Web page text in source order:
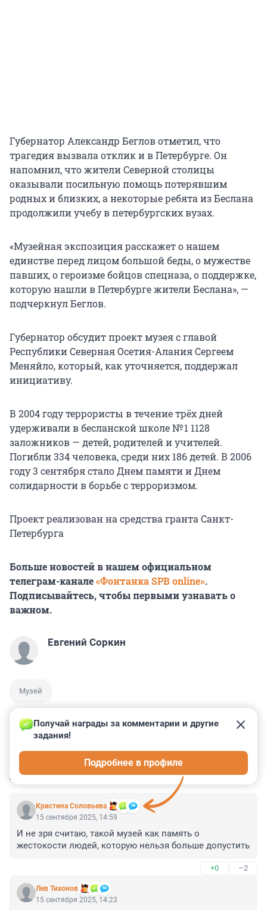
Губернатор Александр Беглов отметил, что
трагедия вызвала отклик и в Петербурге. Он
напомнил, что жители Северной столицы
оказывали посильную помощь потерявшим
родных и близких, а некоторые ребята из Беслана
продолжили учебу в петербургских вузах.
«Музейная экспозиция расскажет о нашем
единстве перед лицом большой беды, о мужестве
павших, о героизме бойцов спецназа, о поддержке,
которую нашли в Петербурге жители Беслана», —
подчеркнул Беглов.
Губернатор обсудит проект музея с главой
Республики Северная Осетия-Алания Сергеем
Меняйло, который, как уточняется, поддержал
инициативу.
В 2004 году террористы в течение трёх дней
удерживали в бесланской школе № 1 1128
заложников — детей, родителей и учителей.
Погибли 334 человека, среди них 186 детей. В 2006
году 3 сентября стало Днем памяти и Днем
солидарности в борьбе с терроризмом.
Проект реализован на средства гранта Санкт-
Петербурга
Больше новостей в нашем официальном
телеграм-канале«Фонтанка SPB online».
Подписывайтесь, чтобы первыми узнавать о
важном.
Евгений Соркин
Музей
КОММЕНТАРИИ 28
Кристина Соловьева
Получай награды за комментарии и другие
задания!
Подробнее в профиле
15 сентября 2025, 14:59
И не зря считаю, такой музей как память о
жестокости людей, которую нельзя больше допустить
+0 –2
Лев Тихонов
15 сентября 2025, 14:23